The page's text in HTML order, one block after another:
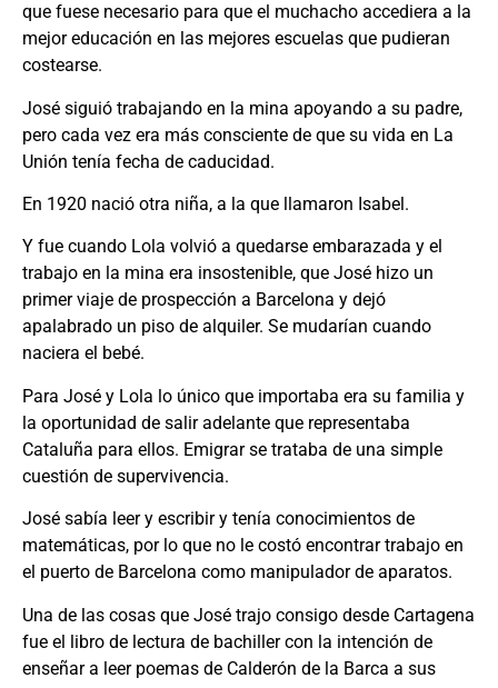
que fuese necesario para que el muchacho accediera a la
mejor educación en las mejores escuelas que pudieran
costearse.
José siguió trabajando en la mina apoyando a su padre,
pero cada vez era más consciente de que su vida en La
Unión tenía fecha de caducidad.
En 1920 nació otra niña, a la que llamaron Isabel.
Y fue cuando Lola volvió a quedarse embarazada y el
trabajo en la mina era insostenible, que José hizo un
primer viaje de prospección a Barcelona y dejó
apalabrado un piso de alquiler. Se mudarían cuando
naciera el bebé.
Para José y Lola lo único que importaba era su familia y
la oportunidad de salir adelante que representaba
Cataluña para ellos. Emigrar se trataba de una simple
cuestión de supervivencia.
José sabía leer y escribir y tenía conocimientos de
matemáticas, por lo que no le costó encontrar trabajo en
el puerto de Barcelona como manipulador de aparatos.
Una de las cosas que José trajo consigo desde Cartagena
fue el libro de lectura de bachiller con la intención de
enseñar a leer poemas de Calderón de la Barca a sus